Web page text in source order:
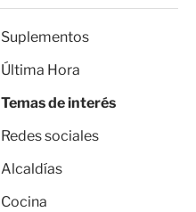
Suplementos
Última Hora
Temas de interés
Redes sociales
Alcaldías
Cocina